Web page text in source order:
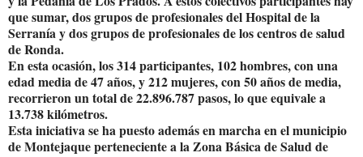
que sumar, dos grupos de profesionales del Hospital de la
Serranía y dos grupos de profesionales de los centros de salud
de Ronda.
En esta ocasión, los 314 participantes, 102 hombres, con una
edad media de 47 años, y 212 mujeres, con 50 años de media,
recorrieron un total de 22.896.787 pasos, lo que equivale a
13.738 kilómetros.
Esta iniciativa se ha puesto además en marcha en el municipio
de Montejaque perteneciente a la Zona Básica de Salud de